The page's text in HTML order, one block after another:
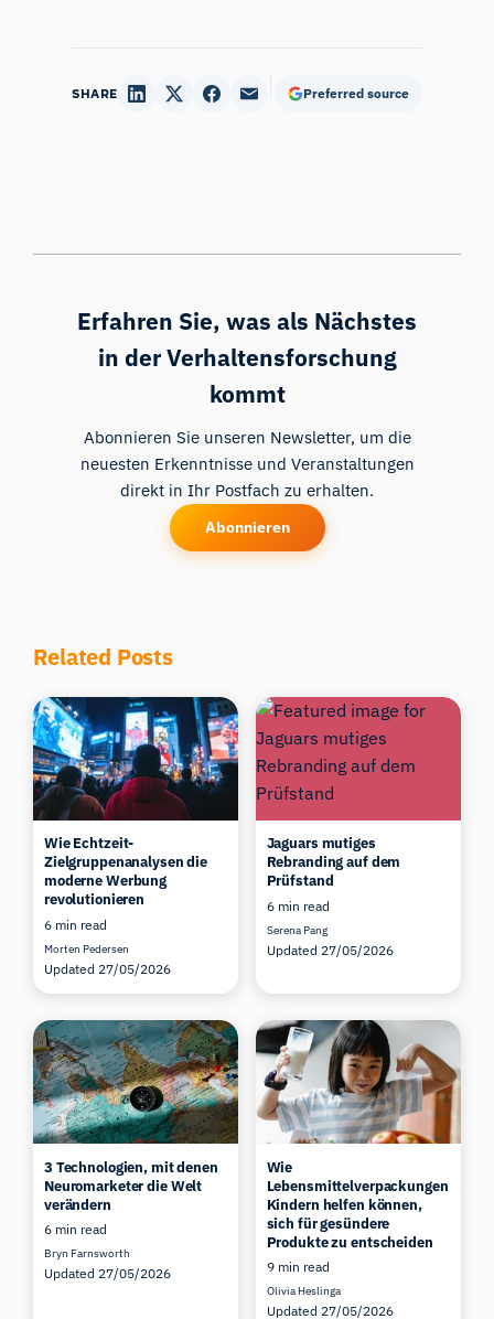
SHARE Preferred source
Erfahren Sie, was als Nächstes
in der Verhaltensforschung
kommt
Abonnieren Sie unseren Newsletter, um die
neuesten Erkenntnisse und Veranstaltungen
direkt in Ihr Postfach zu erhalten.
Abonnieren
Related Posts
Wie Echtzeit-
Zielgruppenanalysen die
moderne Werbung
revolutionieren
6 min read
Morten Pedersen
Updated 27/05/2026
Jaguars mutiges
Rebranding auf dem
Prüfstand
6 min read
Serena Pang
Updated 27/05/2026
3 Technologien, mit denen
Neuromarketer die Welt
verändern
6 min read
Bryn Farnsworth
Updated 27/05/2026
Wie
Lebensmittelverpackungen
Kindern helfen können,
sich für gesündere
Produkte zu entscheiden
9 min read
Olivia Heslinga
Updated 27/05/2026